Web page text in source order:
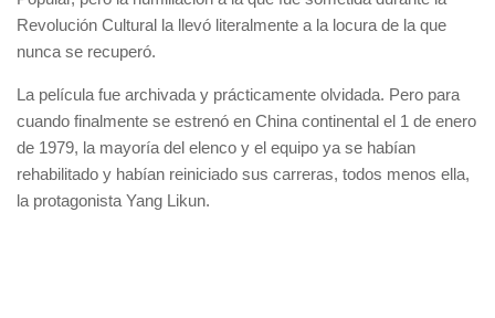
Revolución Cultural la llevó literalmente a la locura de la que
nunca se recuperó.
La película fue archivada y prácticamente olvidada. Pero para
cuando finalmente se estrenó en China continental el 1 de enero
de 1979, la mayoría del elenco y el equipo ya se habían
rehabilitado y habían reiniciado sus carreras, todos menos ella,
la protagonista Yang Likun.